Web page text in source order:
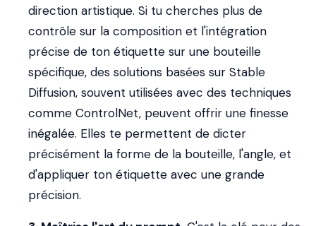
direction artistique. Si tu cherches plus de
contrôle sur la composition et l'intégration
précise de ton étiquette sur une bouteille
spécifique, des solutions basées sur Stable
Diffusion, souvent utilisées avec des techniques
comme ControlNet, peuvent offrir une finesse
inégalée. Elles te permettent de dicter
précisément la forme de la bouteille, l'angle, et
d'appliquer ton étiquette avec une grande
précision.